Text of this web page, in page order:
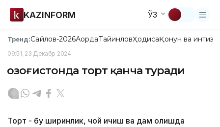
KAZINFORM ЎЗ
Тренд:Сайлов-2026АқордаТайинловҲодисаҚонун ва
09:51, 23 Декабр 2024
Қозоғистонда торт қанча туради
Торт - бу ширинлик, чой ичиш ва дам олишда